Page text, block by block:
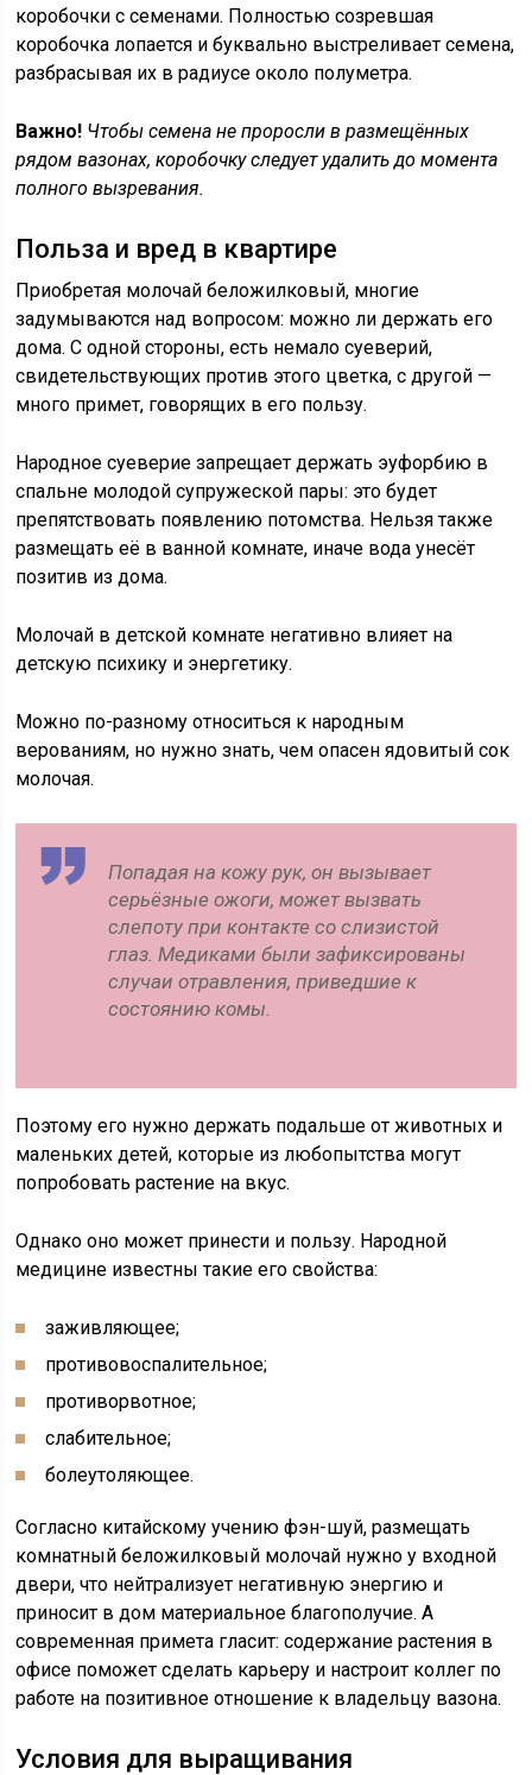
коробочки с семенами. Полностью созревшая
коробочка лопается и буквально выстреливает семена,
разбрасывая их в радиусе около полуметра.
Важно! Чтобы семена не проросли в размещённых
рядом вазонах, коробочку следует удалить до момента
полного вызревания.
Польза и вред в квартире
Приобретая молочай беложилковый, многие
задумываются над вопросом: можно ли держать его
дома. С одной стороны, есть немало суеверий,
свидетельствующих против этого цветка, с другой —
много примет, говорящих в его пользу.
Народное суеверие запрещает держать эуфорбию в
спальне молодой супружеской пары: это будет
препятствовать появлению потомства. Нельзя также
размещать её в ванной комнате, иначе вода унесёт
позитив из дома.
Молочай в детской комнате негативно влияет на
детскую психику и энергетику.
Можно по-разному относиться к народным
верованиям, но нужно знать, чем опасен ядовитый сок
молочая.
Попадая на кожу рук, он вызывает
серьёзные ожоги, может вызвать
слепоту при контакте со слизистой
глаз. Медиками были зафиксированы
случаи отравления, приведшие к
состоянию комы.
Поэтому его нужно держать подальше от животных и
маленьких детей, которые из любопытства могут
попробовать растение на вкус.
Однако оно может принести и пользу. Народной
медицине известны такие его свойства:
заживляющее;
противовоспалительное;
противорвотное;
слабительное;
болеутоляющее.
Согласно китайскому учению фэн-шуй, размещать
комнатный беложилковый молочай нужно у входной
двери, что нейтрализует негативную энергию и
приносит в дом материальное благополучие. А
современная примета гласит: содержание растения в
офисе поможет сделать карьеру и настроит коллег по
работе на позитивное отношение к владельцу вазона.
Условия для выращивания